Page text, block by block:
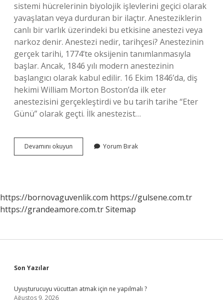
sistemi hücrelerinin biyolojik işlevlerini geçici olarak
yavaşlatan veya durduran bir ilaçtır. Anesteziklerin
canlı bir varlık üzerindeki bu etkisine anestezi veya
narkoz denir. Anestezi nedir, tarihçesi? Anestezinin
gerçek tarihi, 1774’te oksijenin tanımlanmasıyla
başlar. Ancak, 1846 yılı modern anestezinin
başlangıcı olarak kabul edilir. 16 Ekim 1846’da, diş
hekimi William Morton Boston’da ilk eter
anestezisini gerçekleştirdi ve bu tarih tarihe “Eter
Günü” olarak geçti. İlk anestezist…
Devamını okuyun Anestezinin
Kelime
Yorum Bırak
https://bornovaguvenlik.com https://gulsene.com.tr
https://grandeamore.com.trSitemap
Sidebar
Son Yazılar
Uyuşturucuyu vücuttan atmak için ne yapılmalı ?
Ağustos 9, 2026